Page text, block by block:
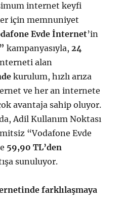
internet keyfi
için memnuniyet
Evde İnternet’in
kampanyasıyla,24
alan
kurulum, hızlı arıza
ve her an internete
avantaja sahip oluyor.
Adil Kullanım Noktası
“Vodafone Evde
59,90 TL’den
sunuluyor.
farklılaşmaya